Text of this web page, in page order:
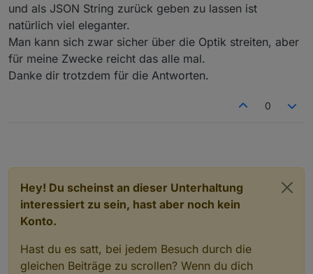
und als JSON String zurück geben zu lassen ist
natürlich viel eleganter.
Man kann sich zwar sicher über die Optik streiten, aber
für meine Zwecke reicht das alle mal.
Danke dir trotzdem für die Antworten.
0
Hey! Du scheinst an dieser Unterhaltung
interessiert zu sein, hast aber noch kein
Konto.
Hast du es satt, bei jedem Besuch durch die
gleichen Beiträge zu scrollen? Wenn du dich